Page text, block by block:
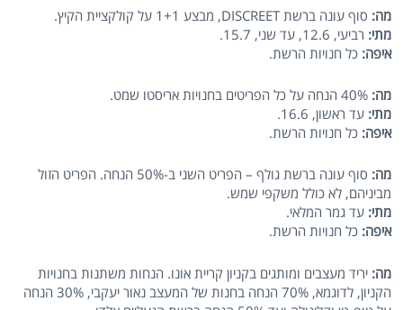
מה: סוף עונה ברשת DISCREET, מבצע 1+1 על קולקציית הקיץ.
מתי: רביעי, 12.6, עד שני, 15.7.
איפה:כל חנויות הרשת.
מה: 40% הנחה על כל הפריטים בחנויות אריסטו שמט.
מתי: עד ראשון, 16.6.
איפה: כל חנויות הרשת.
מה:
סוף עונה ברשת גולף – הפריט השני ב-50% הנחה. הפריט הזול
מביניהם, לא כולל משקפי שמש.
מתי: עד גמר המלאי.
איפה:כל חנויות הרשת.
מה: יריד מעצבים ומותגים בקניון קריית אונו. הנחות משתנות בחנויות
הקניון, לדוגמא, 70% הנחה בחנות של המעצב נאור יעקבי, 30% הנחה